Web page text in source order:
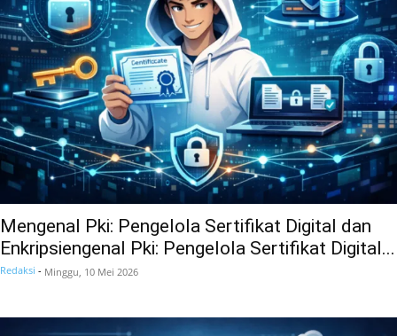
Mengenal Pki: Pengelola Sertifikat Digital dan
Enkripsiengenal Pki: Pengelola Sertifikat Digital...
Redaksi - Minggu, 10 Mei 2026